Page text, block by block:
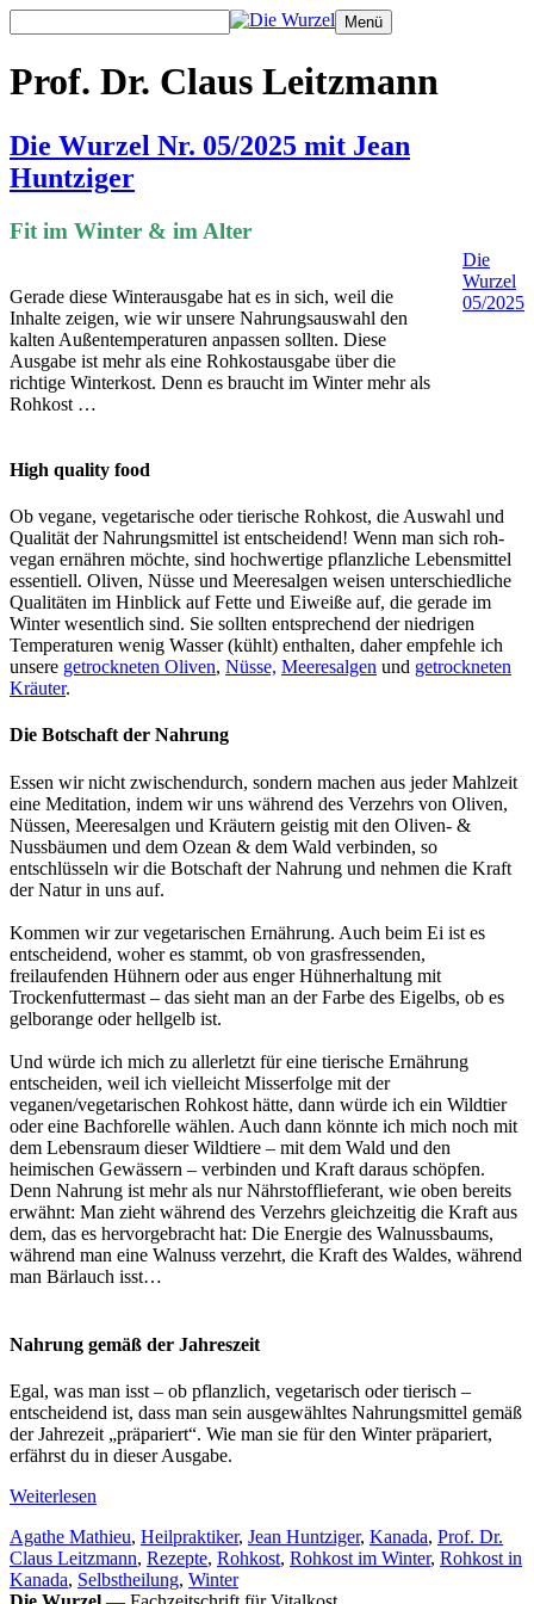
Inhalt
Menü
Prof. Dr. Claus Leitzmann
Die Wurzel Nr. 05/2025 mit Jean
Huntziger
Die
Wurzel
05/2025
Fit im Winter & im Alter
Gerade diese Winterausgabe hat es in sich, weil die
Inhalte zeigen, wie wir unsere Nahrungsauswahl den
kalten Außentemperaturen anpassen sollten. Diese
Ausgabe ist mehr als eine Rohkostausgabe über die
richtige Winterkost. Denn es braucht im Winter mehr als
Rohkost …
High quality food
Ob vegane, vegetarische oder tierische Rohkost, die Auswahl und
Qualität der Nahrungsmittel ist entscheidend! Wenn man sich roh-
vegan ernähren möchte, sind hochwertige pflanzliche Lebensmittel
essentiell. Oliven, Nüsse und Meeresalgen weisen unterschiedliche
Qualitäten im Hinblick auf Fette und Eiweiße auf, die gerade im
Winter wesentlich sind. Sie sollten entsprechend der niedrigen
Temperaturen wenig Wasser (kühlt) enthalten, daher empfehle ich
unsere getrockneten Oliven, Nüsse, Meeresalgen und getrockneten
Kräuter.
Die Botschaft der Nahrung
Essen wir nicht zwischendurch, sondern machen aus jeder Mahlzeit
eine Meditation, indem wir uns während des Verzehrs von Oliven,
Nüssen, Meeresalgen und Kräutern geistig mit den Oliven- &
Nussbäumen und dem Ozean & dem Wald verbinden, so
entschlüsseln wir die Botschaft der Nahrung und nehmen die Kraft
der Natur in uns auf.
Kommen wir zur vegetarischen Ernährung. Auch beim Ei ist es
entscheidend, woher es stammt, ob von grasfressenden,
freilaufenden Hühnern oder aus enger Hühnerhaltung mit
Trockenfuttermast – das sieht man an der Farbe des Eigelbs, ob es
gelborange oder hellgelb ist.
Und würde ich mich zu allerletzt für eine tierische Ernährung
entscheiden, weil ich vielleicht Misserfolge mit der
veganen/vegetarischen Rohkost hätte, dann würde ich ein Wildtier
oder eine Bachforelle wählen. Auch dann könnte ich mich noch mit
dem Lebensraum dieser Wildtiere – mit dem Wald und den
heimischen Gewässern – verbinden und Kraft daraus schöpfen.
Denn Nahrung ist mehr als nur Nährstofflieferant, wie oben bereits
erwähnt: Man zieht während des Verzehrs gleichzeitig die Kraft aus
dem, das es hervorgebracht hat: Die Energie des Walnussbaums,
während man eine Walnuss verzehrt, die Kraft des Waldes, während
man Bärlauch isst…
Nahrung gemäß der Jahreszeit
Egal, was man isst – ob pflanzlich, vegetarisch oder tierisch –
entscheidend ist, dass man sein ausgewähltes Nahrungsmittel gemäß
der Jahrezeit „präpariert“. Wie man sie für den Winter präpariert,
erfährst du in dieser Ausgabe.
Weiterlesen
Schlagwörter
Agathe Mathieu, Heilpraktiker, Jean Huntziger, Kanada, Prof. Dr.
Claus Leitzmann, Rezepte, Rohkost, Rohkost im Winter, Rohkost in
Kanada, Selbstheilung, Winter